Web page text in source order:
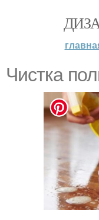
Чистка